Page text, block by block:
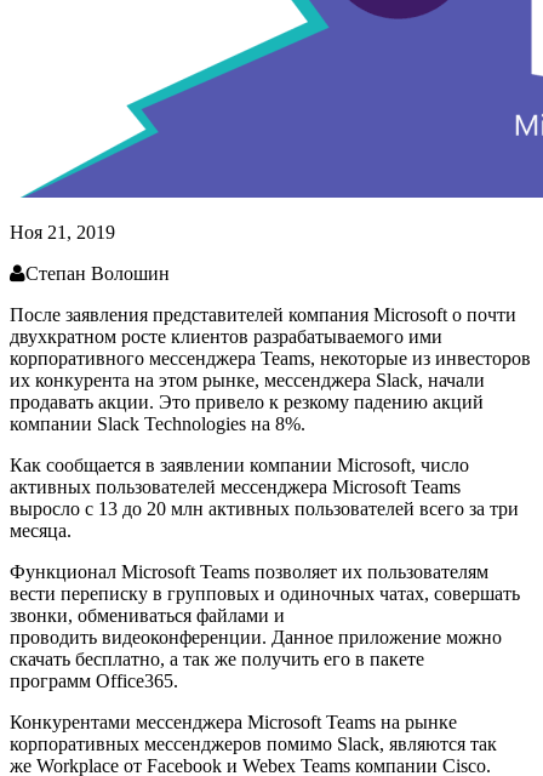
Ноя 21, 2019
Степан Волошин
После заявления представителей компания Microsoft о почти
двухкратном росте клиентов разрабатываемого ими
корпоративного мессенджера Teams, некоторые из инвесторов
их конкурента на этом рынке, мессенджера Slack, начали
продавать акции. Это привело к резкому падению акций
компании Slack Technologies на 8%.
Как сообщается в заявлении компании Microsoft, число
активных пользователей мессенджера Microsoft Teams
выросло с 13 до 20 млн активных пользователей всего за три
месяца.
Функционал Microsoft Teams позволяет их пользователям
вести переписку в групповых и одиночных чатах, совершать
звонки, обмениваться файлами и
проводить видеоконференции. Данное приложение можно
скачать бесплатно, а так же получить его в пакете
программ Office365.
Конкурентами мессенджера Microsoft Teams на рынке
корпоративных мессенджеров помимо Slack, являются так
же Workplace от Facebook и Webex Teams компании Cisco.